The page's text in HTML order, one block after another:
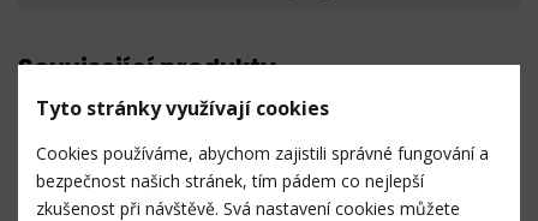
Související produkty
Tyto stránky využívají cookies
Cookies používáme, abychom zajistili správné fungování a
bezpečnost našich stránek, tím pádem co nejlepší
zkušenost při návštěvě. Svá nastavení cookies můžete